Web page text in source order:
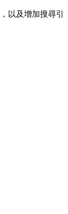
以及增加搜尋引